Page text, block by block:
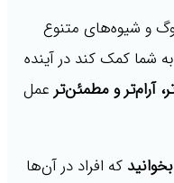
و شیوه‌های متنوع
شما کمک کند در آینده
آرام‌تر و مطمئن‌تر عمل
که افراد در آن‌ها